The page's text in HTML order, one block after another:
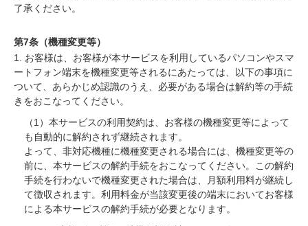
了承ください。
第7条（機種変更等）
1. お客様は、お客様が本サービスを利用しているパソコンやスマ
ートフォン端末を機種変更等されるにあたっては、以下の事項に
ついて、あらかじめ認識のうえ、必要がある場合は解約等の手続
きをおこなってください。
（1）本サービスの利用契約は、お客様の機種変更等によって
も自動的に解約されず継続されます。
よって、非対応機種に機種変更される場合には、機種変更等の
前に、本サービスの解約手続をおこなってください。この解約
手続を行わないで機種変更された場合は、月額利用料が継続し
て徴収されます。利用料金が当該変更後の端末においてお客様
による本サービスの解約手続が必要となります。